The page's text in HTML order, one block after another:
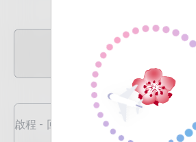
臺北(桃園)
啟程 - 回程日期